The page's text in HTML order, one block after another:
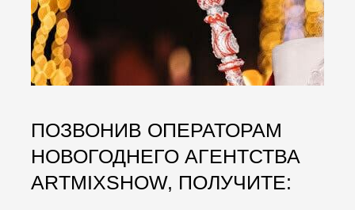
ПОЗВОНИВ ОПЕРАТОРАМ
НОВОГОДНЕГО АГЕНТСТВА
ARTMIXSHOW, ПОЛУЧИТЕ: